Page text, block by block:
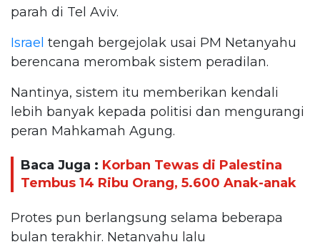
parah di Tel Aviv.
Israel tengah bergejolak usai PM Netanyahu
berencana merombak sistem peradilan.
Nantinya, sistem itu memberikan kendali
lebih banyak kepada politisi dan mengurangi
peran Mahkamah Agung.
Baca Juga : Korban Tewas di Palestina
Tembus 14 Ribu Orang, 5.600 Anak-anak
Protes pun berlangsung selama beberapa
bulan terakhir. Netanyahu lalu